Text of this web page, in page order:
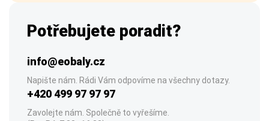
Potřebujete poradit?
info@eobaly.cz
Napište nám. Rádi Vám odpovíme na všechny dotazy.
+420 499 97 97 97
Zavolejte nám. Společně to vyřešíme.